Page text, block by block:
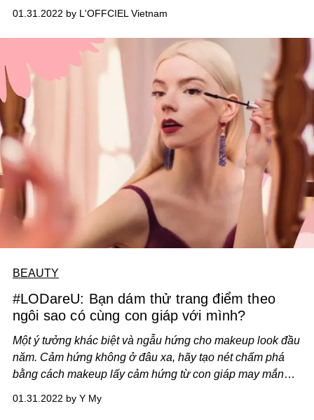
01.31.2022 by L'OFFCIEL Vietnam
BEAUTY
#LODareU: Bạn dám thử trang điểm theo
ngôi sao có cùng con giáp với mình?
Một ý tưởng khác biệt và ngẫu hứng cho makeup look đầu
năm. Cảm hứng không ở đâu xa, hãy tạo nét chấm phá
bằng cách makeup lấy cảm hứng từ con giáp may mắn
như thế nào để có một diện mạo nổi bật?
01.31.2022 by Y My